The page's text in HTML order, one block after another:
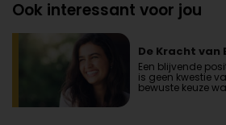
Ook interessant voor jou
De Kracht van
Een blijvende
is geen kwestie
bewuste keuze